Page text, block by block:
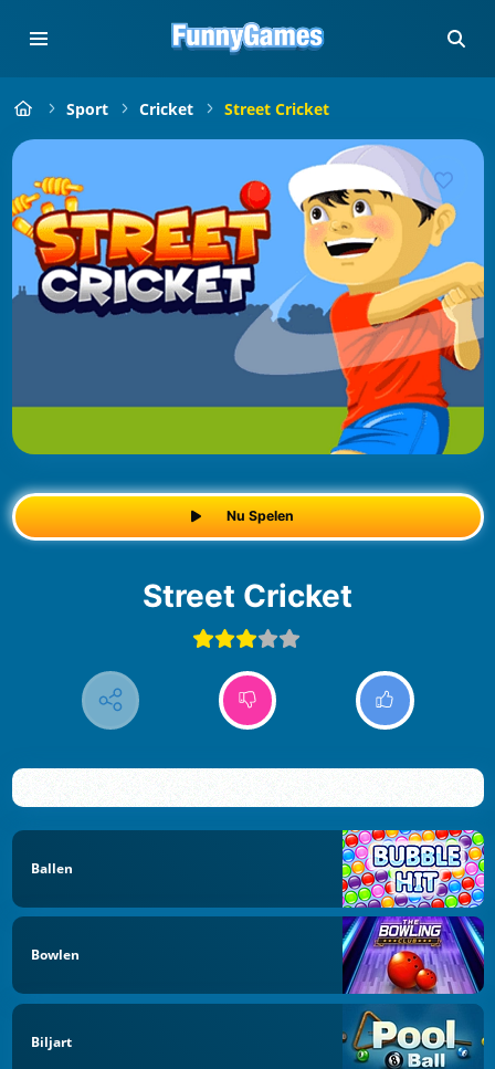
Sport Cricket Street Cricket
Nu Spelen
Street Cricket
Ballen
Bowlen
Biljart